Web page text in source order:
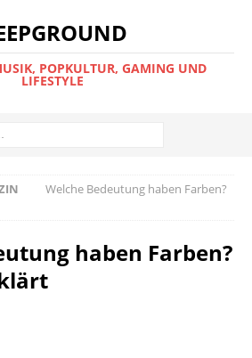
POPKULTUR, GAMING UND
LIFESTYLE
Welche Bedeutung haben Farben?
haben Farben?